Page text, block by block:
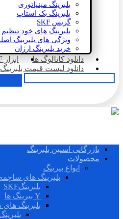
بلبرینگ مینیاتوری
بلبرینگ بک استاپ
گریس SKF
بلبرینگ های خود تنظیم
ویژگی های بلبرینگ
خرید بلبرینگ ارزان
دانلود کاتالوگ ها
ابزار SKF
دانلود لیست قیمت بلبرینگSKF
بازرگانی اسپین بلبرینگ
محصولات
انواع بیرینگ
بلبرینگ های
بلبرینگSKF
Y بیرینگ ها
بلبرینگ